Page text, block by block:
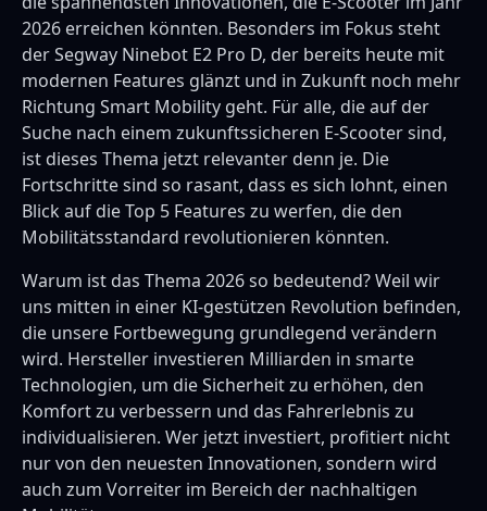
2026 erreichen könnten. Besonders im Fokus steht
der Segway Ninebot E2 Pro D, der bereits heute mit
modernen Features glänzt und in Zukunft noch mehr
Richtung Smart Mobility geht. Für alle, die auf der
Suche nach einem zukunftssicheren E-Scooter sind,
ist dieses Thema jetzt relevanter denn je. Die
Fortschritte sind so rasant, dass es sich lohnt, einen
Blick auf die Top 5 Features zu werfen, die den
Mobilitätsstandard revolutionieren könnten.
Warum ist das Thema 2026 so bedeutend? Weil wir
uns mitten in einer KI-gestützen Revolution befinden,
die unsere Fortbewegung grundlegend verändern
wird. Hersteller investieren Milliarden in smarte
Technologien, um die Sicherheit zu erhöhen, den
Komfort zu verbessern und das Fahrerlebnis zu
individualisieren. Wer jetzt investiert, profitiert nicht
nur von den neuesten Innovationen, sondern wird
auch zum Vorreiter im Bereich der nachhaltigen